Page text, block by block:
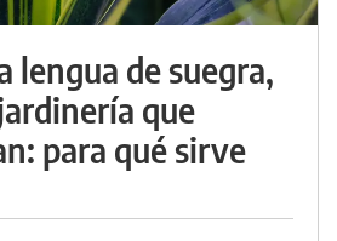
lengua de suegra,
que
para qué sirve